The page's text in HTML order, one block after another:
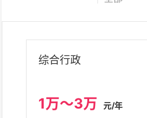
综合行政
1万～3万 元/年